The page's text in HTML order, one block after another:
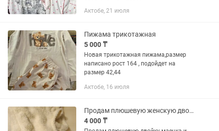
Актобе, 21 июля
Пижама трикотажная
5 000 ₸
Новая трикотажная пижама,размер
написано рост 164 , подойдет на
размер 42,44
Актобе, 16 июля
Продам плюшевую женскую двойку
4 000 ₸